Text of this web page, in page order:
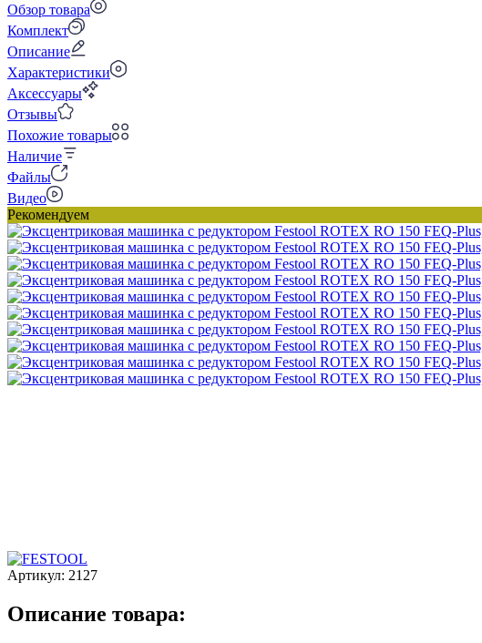
Обзор товара
Комплект
Описание
Характеристики
Аксессуары
Отзывы
Похожие товары
Наличие
Файлы
Видео
Рекомендуем
Артикул: 2127
Описание товара: